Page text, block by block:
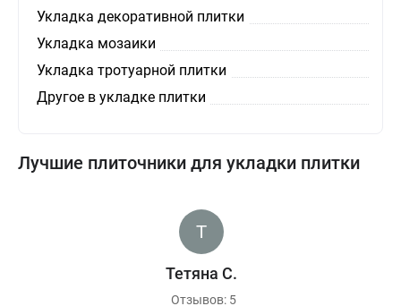
Укладка декоративной плитки
Укладка мозаики
Укладка тротуарной плитки
Другое в укладке плитки
Лучшие плиточники для укладки плитки
Тетяна С.
Отзывов: 5